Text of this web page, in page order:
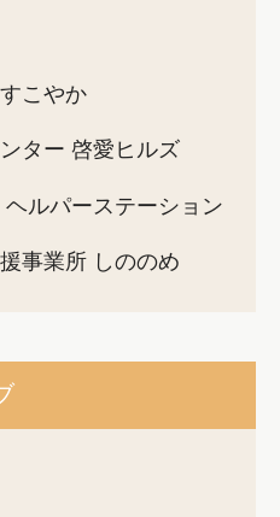
こやか
ター 啓愛ヒルズ
ルパーステーション
事業所 しののめ